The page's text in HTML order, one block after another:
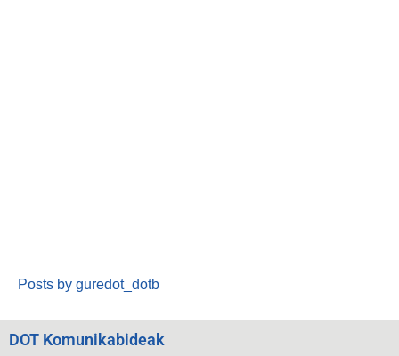
Posts by guredot_dotb
DOT Komunikabideak